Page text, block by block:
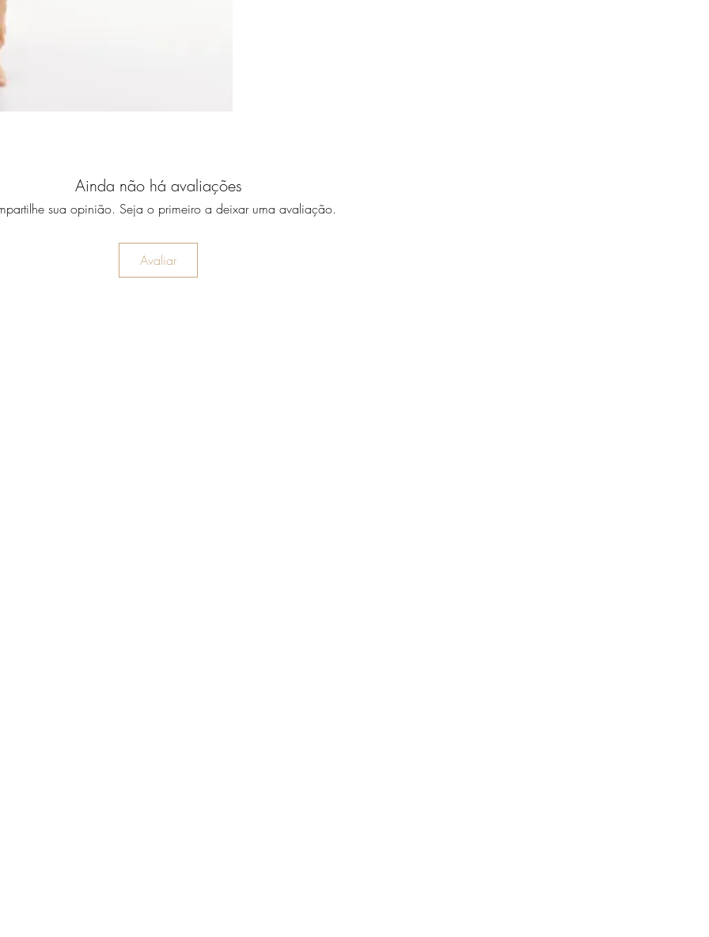
Ainda não há avaliações
sua opinião. Seja o primeiro a deixar uma avaliação.
Avaliar